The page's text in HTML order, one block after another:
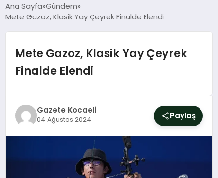
TEKNOLOJI
EKONOMI
SPOR
SIYASET
Ana Sayfa Gündem
Mete Gazoz, Klasik Yay Çeyrek Finalde Elendi
Mete Gazoz, Klasik Yay Çeyrek
Finalde Elendi
Gazete Kocaeli
04 Ağustos 2024 Paylaş